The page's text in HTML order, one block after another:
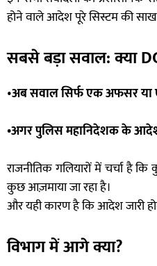
होने वाले आदेश पूरे सिस्टम की
सबसे बड़ा सवाल: क्या
•अब सवाल सिर्फ एक अफसर या
•अगर पुलिस महानिदेशक के
राजनीतिक गलियारों में चर्चा है
कुछ आज़माया जा रहा है।
और यही कारण है कि आदेश जारी
विभाग में आगे क्या?